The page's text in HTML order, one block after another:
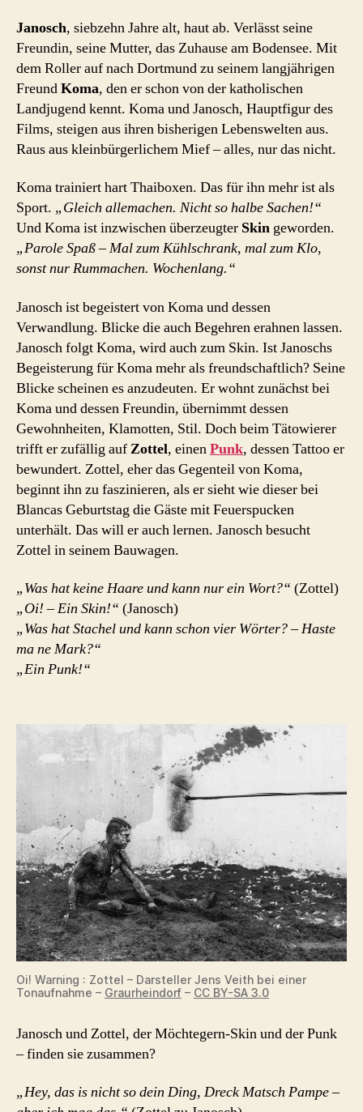
Janosch, siebzehn Jahre alt, haut ab. Verlässt seine
Freundin, seine Mutter, das Zuhause am Bodensee. Mit
dem Roller auf nach Dortmund zu seinem langjährigen
FreundKoma, den er schon von der katholischen
Landjugend kennt. Koma und Janosch, Hauptfigur des
Films, steigen aus ihren bisherigen Lebenswelten aus.
Raus aus kleinbürgerlichem Mief – alles, nur das nicht.
Koma trainiert hart Thaiboxen. Das für ihn mehr ist als
Sport. „Gleich allemachen. Nicht so halbe Sachen!“
Und Koma ist inzwischen überzeugter Skin geworden.
„Parole Spaß – Mal zum Kühlschrank, mal zum Klo,
sonst nur Rummachen. Wochenlang.“
Janosch ist begeistert von Koma und dessen
Verwandlung. Blicke die auch Begehren erahnen lassen.
Janosch folgt Koma, wird auch zum Skin. Ist Janoschs
Begeisterung für Koma mehr als freundschaftlich? Seine
Blicke scheinen es anzudeuten. Er wohnt zunächst bei
Koma und dessen Freundin, übernimmt dessen
Gewohnheiten, Klamotten, Stil. Doch beim Tätowierer
trifft er zufällig aufZottel, einenPunk, dessen Tattoo er
bewundert. Zottel, eher das Gegenteil von Koma,
beginnt ihn zu faszinieren, als er sieht wie dieser bei
Blancas Geburtstag die Gäste mit Feuerspucken
unterhält. Das will er auch lernen. Janosch besucht
Zottel in seinem Bauwagen.
„Was hat keine Haare und kann nur ein Wort?“ (Zottel)
„Oi! – Ein Skin!“ (Janosch)
„Was hat Stachel und kann schon vier Wörter? – Haste
ma ne Mark?“
„Ein Punk!“
Oi! Warning : Zottel – Darsteller Jens Veith bei einer
Tonaufnahme – Graurheindorf – CC BY-SA 3.0
Janosch und Zottel, der Möchtegern-Skin und der Punk
– finden sie zusammen?
„Hey, das is nicht so dein Ding, Dreck Matsch Pampe –